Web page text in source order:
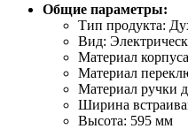
Общие параметры:
Тип продукта:
Вид:
Материал
Материал
Материал ручки
Ширина
Высота: 595 мм